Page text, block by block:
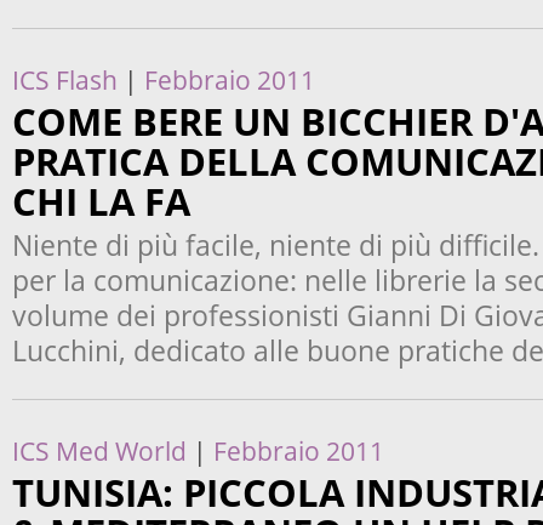
ICS Flash | Febbraio 2011
COME BERE UN BICCHIER
PRATICA DELLA
CHI LA FA
Niente di più facile, niente di più
per la comunicazione: nelle librerie la
volume dei professionisti Gianni Di
Lucchini, dedicato alle buone pratiche
ICS Med World | Febbraio 2011
TUNISIA: PICCOLA